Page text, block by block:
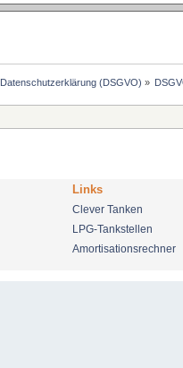
Datenschutzerklärung (DSGVO) »
Links
Clever Tanken
LPG-Tankstellen
Amortisationsrechner